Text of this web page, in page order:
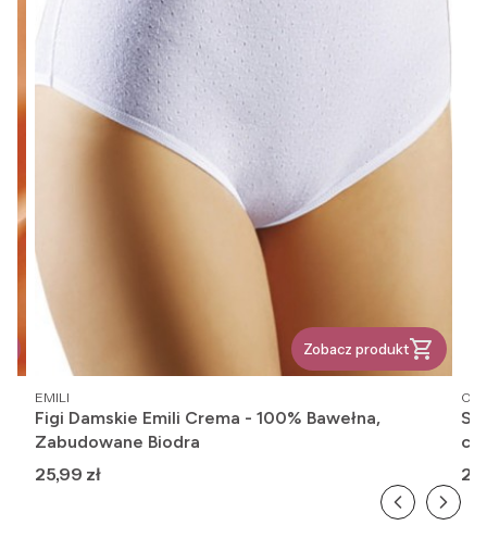
Zobacz produkt
PRODUCENT
EMILI
Figi Damskie Emili Crema - 100% Bawełna,
Zabudowane Biodra
Cena
25,99 zł